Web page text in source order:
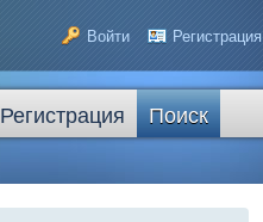
Войти Регистрация
Регистрация Поиск